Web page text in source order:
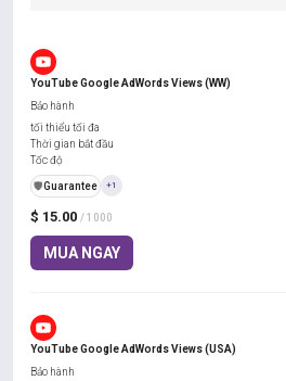
YouTube Google AdWords Views (WW)
$ 15.00 / 1000
MUA NGAY
Bảo hành
tối thiểu tối đa
Thời gian bắt đầu
Tốc độ
️🛡️Guarantee +1
YouTube Google AdWords Views (USA)
Bảo hành